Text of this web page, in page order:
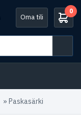
Oma tili
0
» Paskasärki